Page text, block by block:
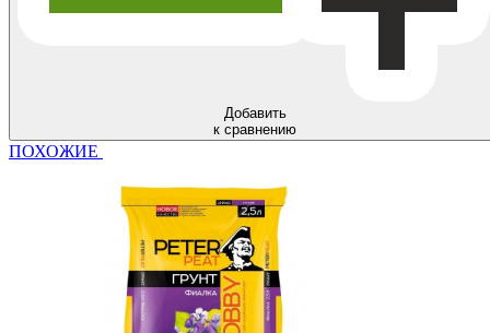
Добавить
к сравнению
ПОХОЖИЕ